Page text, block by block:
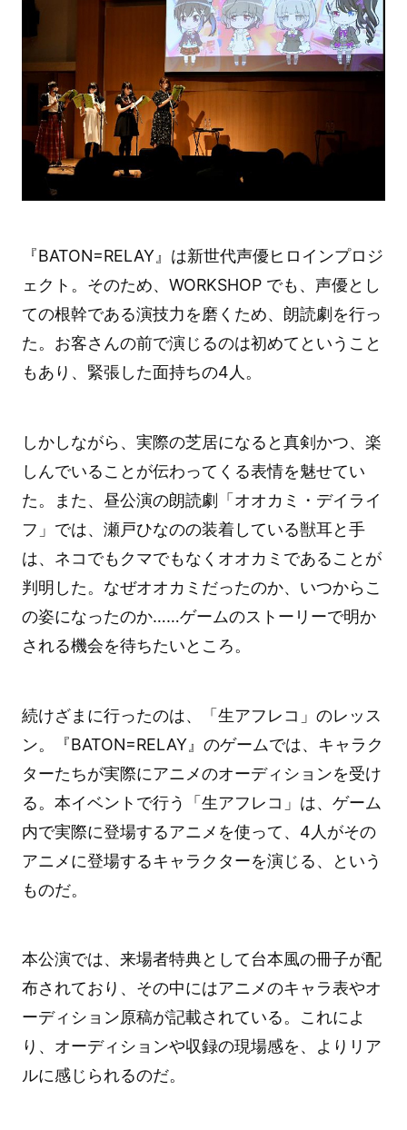
『BATON=RELAY』は新世代声優ヒロインプロジ
ェクト。そのため、WORKSHOP でも、声優とし
ての根幹である演技力を磨くため、朗読劇を行っ
た。お客さんの前で演じるのは初めてということ
もあり、緊張した面持ちの4人。
しかしながら、実際の芝居になると真剣かつ、楽
しんでいることが伝わってくる表情を魅せてい
た。また、昼公演の朗読劇「オオカミ・デイライ
フ」では、瀬戸ひなのの装着している獣耳と手
は、ネコでもクマでもなくオオカミであることが
判明した。なぜオオカミだったのか、いつからこ
の姿になったのか……ゲームのストーリーで明か
される機会を待ちたいところ。
続けざまに行ったのは、「生アフレコ」のレッス
ン。『BATON=RELAY』のゲームでは、キャラク
ターたちが実際にアニメのオーディションを受け
る。本イベントで行う「生アフレコ」は、ゲーム
内で実際に登場するアニメを使って、4人がその
アニメに登場するキャラクターを演じる、という
ものだ。
本公演では、来場者特典として台本風の冊子が配
布されており、その中にはアニメのキャラ表やオ
ーディション原稿が記載されている。これによ
り、オーディションや収録の現場感を、よりリア
ルに感じられるのだ。